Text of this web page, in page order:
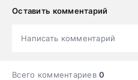
Оставить комментарий
Написать комментарий
Всего комментариев0